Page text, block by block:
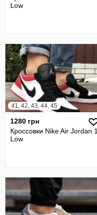
Low
41, 42, 43, 44, 45
1280 грн
Кроссовки Nike Air Jordan 1
Low